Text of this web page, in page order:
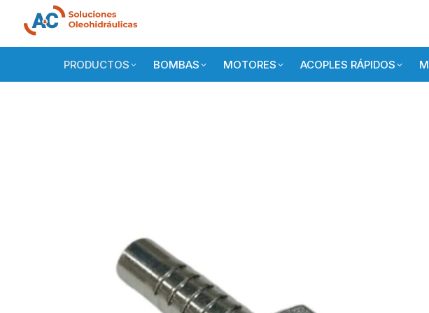
PRODUCTOS BOMBAS MOTORES ACOPLES RÁPIDOS